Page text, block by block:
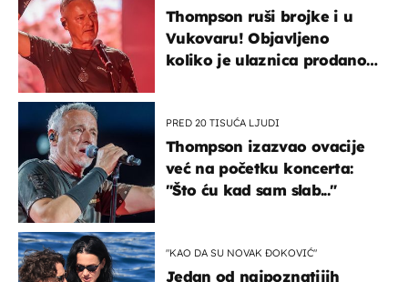
Thompson ruši brojke i u
Vukovaru! Objavljeno
koliko je ulaznica prodano
PRED 20 TISUĆA LJUDI
Thompson izazvao ovacije
već na početku koncerta:
"Što ću kad sam slab..."
"KAO DA SU NOVAK ĐOKOVIĆ"
Jedan od najpoznatijih